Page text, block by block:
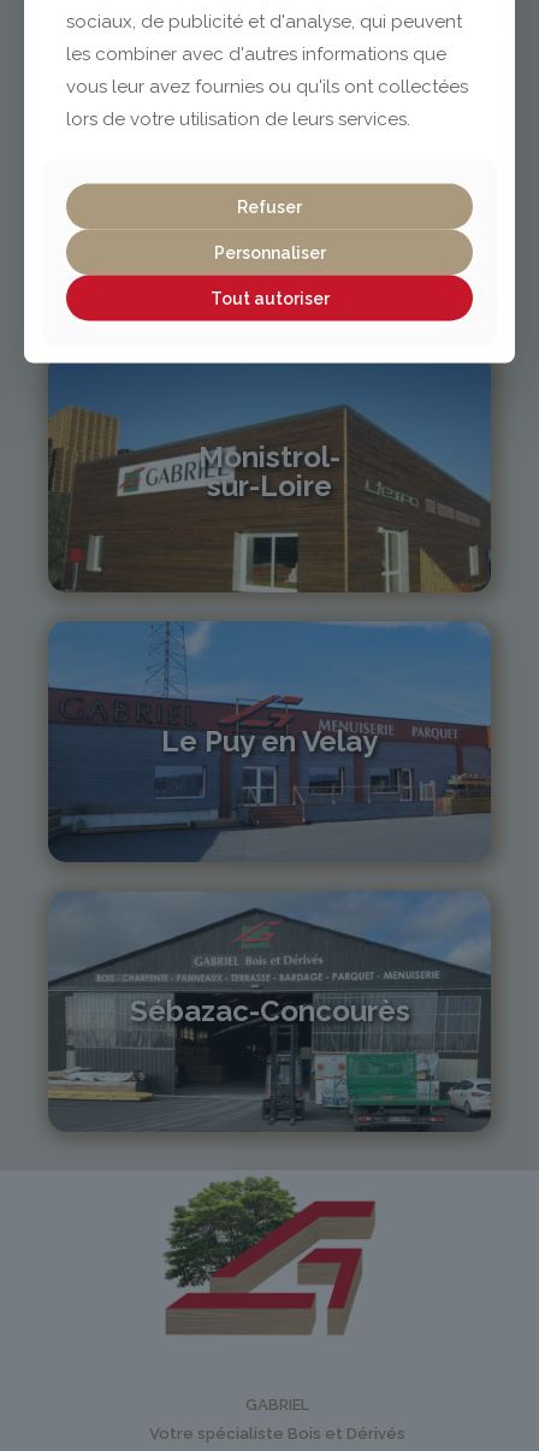
04 73 42 18 38
lexpo@gabriel-sa.fr
Vichy / Cusset
04 70 97 56 39
cusset@gabriel-sa.fr
Monistrol-
sur-Loire
monistrol@gabriel-sa.fr
Le Puy en Velay
04 71 01 13 30
lepuy@gabriel-sa.fr
Sébazac-Concourès
05 81 55 83 89
monistrol@gabriel-sa.fr
GABRIEL
Votre spécialiste Bois et Dérivés
sociaux, de publicité et d'analyse, qui peuvent
les combiner avec d'autres informations que
vous leur avez fournies ou qu'ils ont collectées
lors de votre utilisation de leurs services.
Refuser
Personnaliser
Tout autoriser